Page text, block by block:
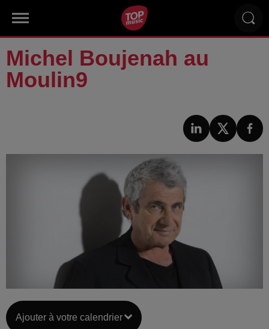
Michel Boujenah au
Moulin9
Ajouter à votre calendrier